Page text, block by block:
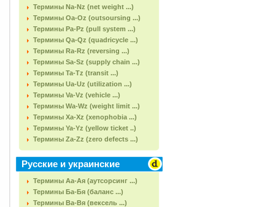
Термины Na-Nz (net weight ...)
Термины Oa-Oz (outsoursing ...)
Термины Pa-Pz (pull system ...)
Термины Qa-Qz (quadricycle ...)
Термины Ra-Rz (reversing ...)
Термины Sa-Sz (supply chain ...)
Термины Ta-Tz (transit ...)
Термины Ua-Uz (utilization ...)
Термины Va-Vz (vehicle ...)
Термины Wa-Wz (weight limit ...)
Термины Xa-Xz (xenophobia ...)
Термины Ya-Yz (yellow ticket ..)
Термины Za-Zz (zero defects ...)
Русские и украинские
Термины Аа-Ая (аутсорсинг ...)
Термины Ба-Бя (баланс ...)
Термины Ва-Вя (вексель ...)